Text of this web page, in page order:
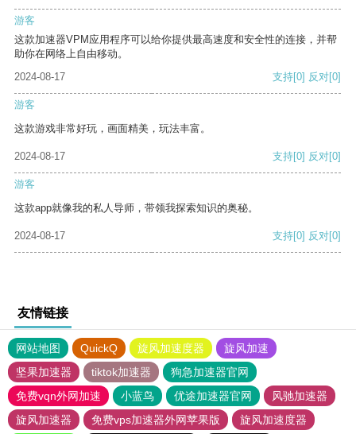
游客
这款加速器VPM应用程序可以给你提供最高速度和安全性的连接，并帮
助你在网络上自由移动。
2024-08-17
支持[0] 反对[0]
游客
这款游戏非常好玩，画面精美，玩法丰富。
2024-08-17 支持[0] 反对[0]
游客
这款app就像我的私人导师，带领我探索知识的奥秘。
2024-08-17 支持[0] 反对[0]
友情链接
网站地图 QuickQ 旋风加速度器
旋风加速
坚果加速器
tiktok加速器
狗急加速器官网
免费vqn外网加速
小蓝鸟 优途加速器官网
风驰加速器
旋风加速器
免费vps加速器外网苹果版 旋风加速度器